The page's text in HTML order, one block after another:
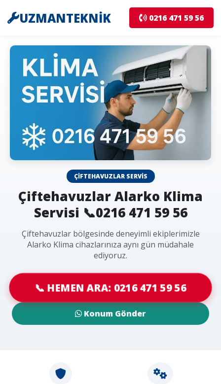
UZMANTEKNİK 0216 471 59 56
ÇIFTEHAVUZLAR SERVIS
Çiftehavuzlar Alarko Klima
Servisi 📞0216 471 59 56
Çiftehavuzlar bölgesinde deneyimli ekiplerimizle
Alarko Klima cihazlarınıza aynı gün müdahale
ediyoruz.
📞 HEMEN ARA: 0216 471 59 56
Konum Gönder